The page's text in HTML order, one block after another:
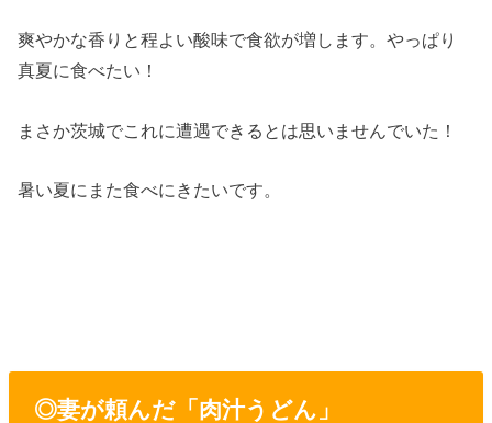
爽やかな香りと程よい酸味で食欲が増します。やっぱり
真夏に食べたい！
まさか茨城でこれに遭遇できるとは思いませんでいた！
暑い夏にまた食べにきたいです。
◎妻が頼んだ「肉汁うどん」